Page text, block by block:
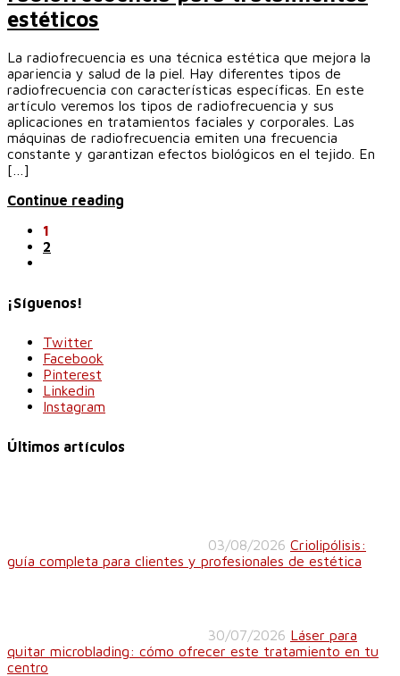
estéticos
La radiofrecuencia es una técnica estética que mejora la
apariencia y salud de la piel. Hay diferentes tipos de
radiofrecuencia con características específicas. En este
artículo veremos los tipos de radiofrecuencia y sus
aplicaciones en tratamientos faciales y corporales. Las
máquinas de radiofrecuencia emiten una frecuencia
constante y garantizan efectos biológicos en el tejido. En
[…]
Continue reading
1
2
¡Síguenos!
Twitter
Facebook
Pinterest
Linkedin
Instagram
Últimos artículos
03/08/2026 Criolipólisis:
guía completa para clientes y profesionales de estética
30/07/2026 Láser para
quitar microblading: cómo ofrecer este tratamiento en tu
centro